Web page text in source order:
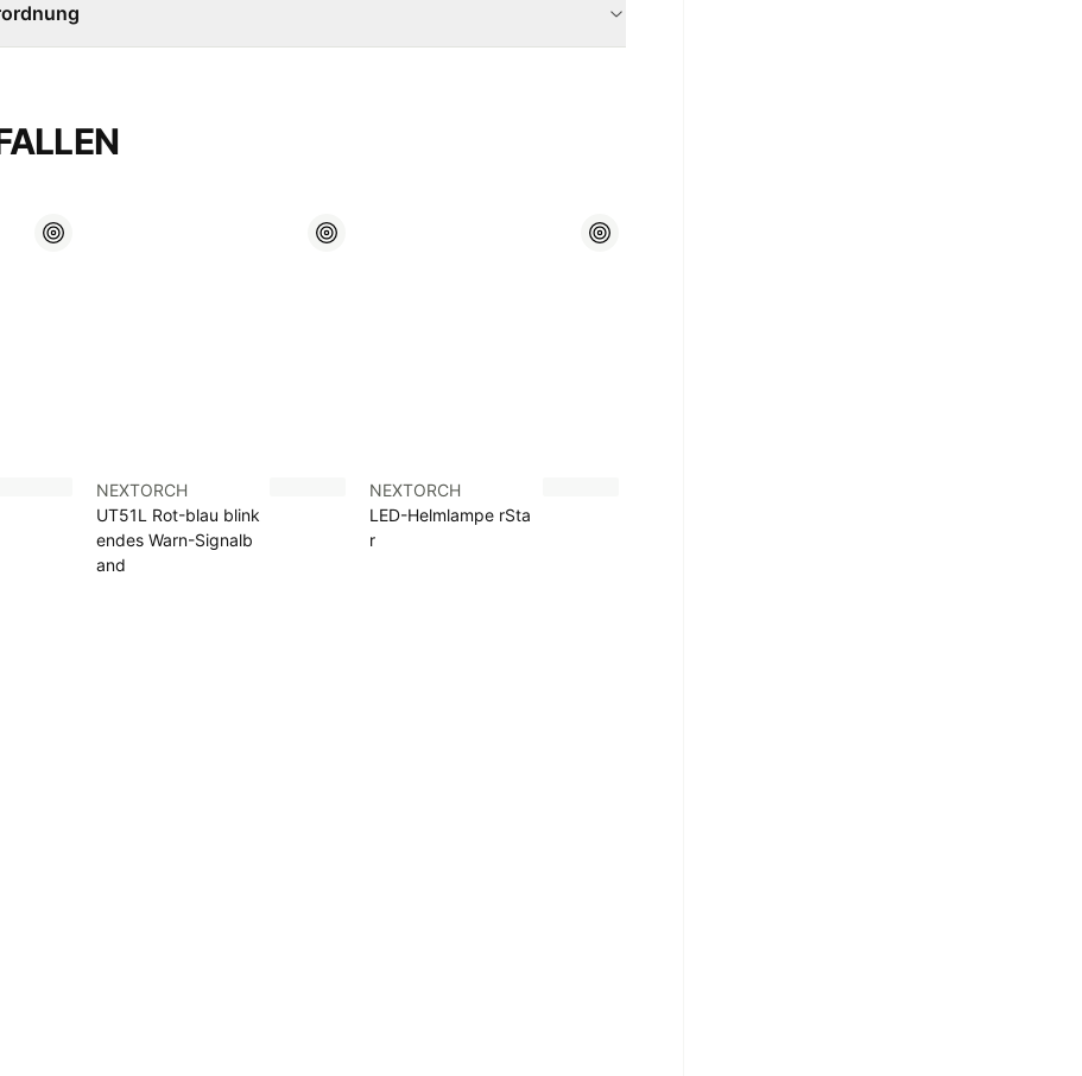
NEXTORCH
UT51L Rot-blau blink
endes Warn-Signalb
and
NEXTORCH
LED-Helmlampe rSta
r